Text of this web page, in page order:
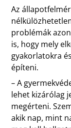
Az
problémák
is, hogy mely
gyakorlatokra
építeni.
– A
lehet kizárólag
megérteni.
akik nap, mint